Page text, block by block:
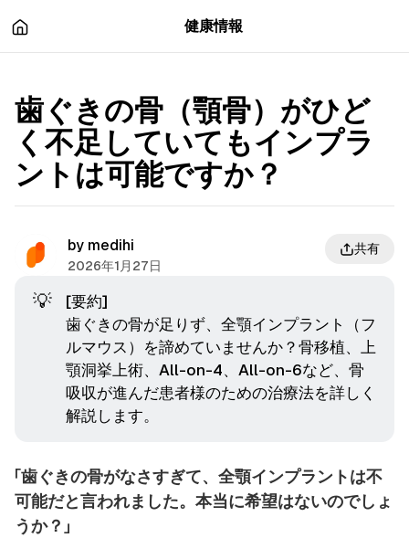
健康情報
歯ぐきの骨（顎骨）がひど
く不足していてもインプラ
ントは可能ですか？
by medihi
2026年1月27日
共有
💡
[要約]
歯ぐきの骨が足りず、全顎インプラント（フ
ルマウス）を諦めていませんか？骨移植、上
顎洞挙上術、All-on-4、All-on-6など、骨
吸収が進んだ患者様のための治療法を詳しく
解説します。
「歯ぐきの骨がなさすぎて、全顎インプラントは不
可能だと言われました。本当に希望はないのでしょ
うか？」